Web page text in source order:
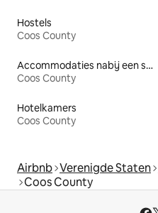
Hostels
Coos County
Accommodaties nabij een strand
Coos County
Hotelkamers
Coos County
Airbnb Verenigde Staten
Coos County